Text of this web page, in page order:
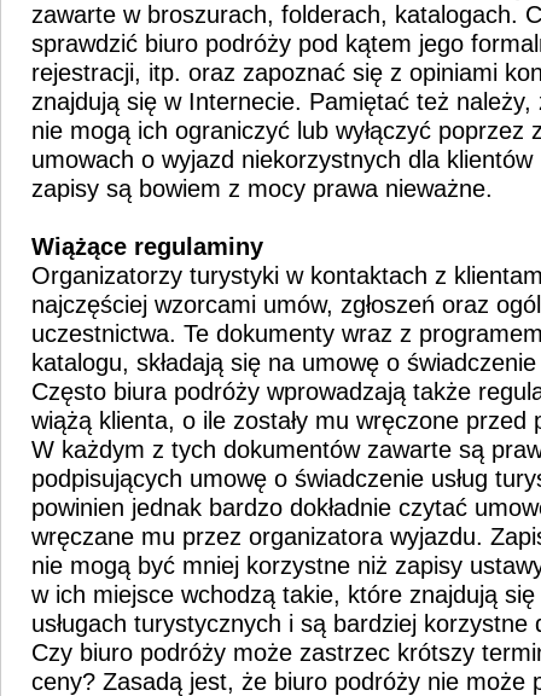
zawarte w broszurach, folderach, katalogach.
sprawdzić biuro podróży pod kątem jego
rejestracji, itp. oraz zapoznać się z opiniami
znajdują się w Internecie. Pamiętać też
nie mogą ich ograniczyć lub wyłączyć poprzez
umowach o wyjazd niekorzystnych dla klientów
zapisy są bowiem z mocy prawa nieważne.
Wiążące regulaminy
Organizatorzy turystyki w kontaktach z
najczęściej wzorcami umów, zgłoszeń oraz
uczestnictwa. Te dokumenty wraz z
katalogu, składają się na umowę o
Często biura podróży wprowadzają także
wiążą klienta, o ile zostały mu wręczone przed
W każdym z tych dokumentów zawarte są
podpisujących umowę o świadczenie usług
powinien jednak bardzo dokładnie czytać
wręczane mu przez organizatora wyjazdu.
nie mogą być mniej korzystne niż zapisy
w ich miejsce wchodzą takie, które znajdują
usługach turystycznych i są bardziej korzystne
Czy biuro podróży może zastrzec krótszy
ceny? Zasadą jest, że biuro podróży nie może